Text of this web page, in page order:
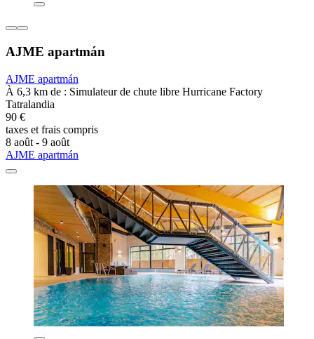
AJME apartmán
AJME apartmán
À 6,3 km de : Simulateur de chute libre Hurricane Factory
Tatralandia
90 €
taxes et frais compris
8 août - 9 août
AJME apartmán